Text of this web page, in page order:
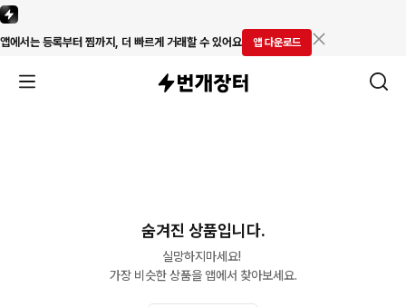
앱에서는 등록부터 찜까지, 더 빠르게 거래할 수 있어요 앱 다운로드
숨겨진 상품입니다.
실망하지마세요!
가장 비슷한 상품을 앱에서 찾아보세요.